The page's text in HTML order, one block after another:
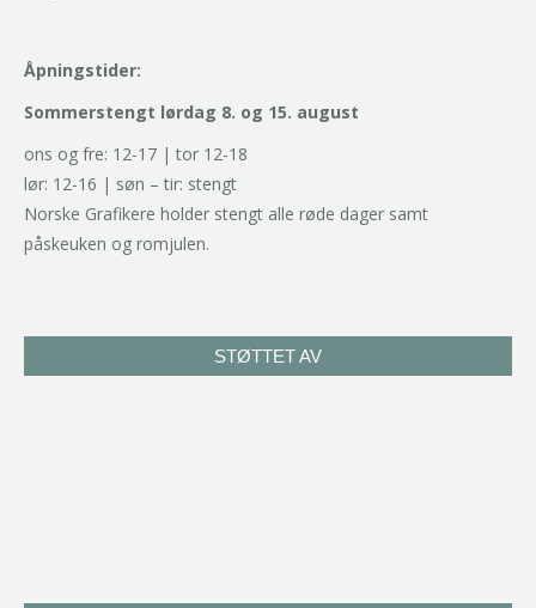
Åpningstider:
Sommerstengt lørdag 8. og 15. august
ons og fre: 12-17 | tor 12-18
lør: 12-16 | søn – tir: stengt
Norske Grafikere holder stengt alle røde dager samt
påskeuken og romjulen.
STØTTET AV